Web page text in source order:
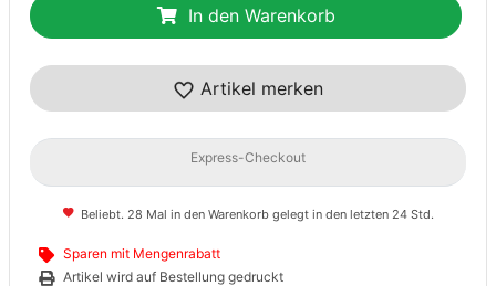
In den Warenkorb
Artikel merken
Express-Checkout
Beliebt. 28 Mal in den Warenkorb gelegt in den letzten 24 Std.
Sparen mit Mengenrabatt
Artikel wird auf Bestellung gedruckt